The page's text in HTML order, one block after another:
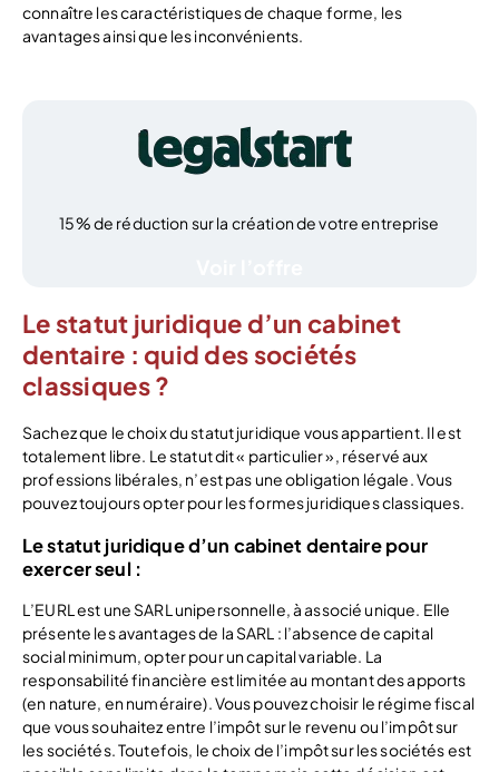
connaître les caractéristiques de chaque forme, les
avantages ainsi que les inconvénients.
15% de réduction sur la création de votre entreprise
Le statut juridique d’un cabinet
dentaire : quid des sociétés
classiques ?
Sachez que le choix du statut juridique vous appartient. Il est
totalement libre. Le statut dit « particulier », réservé aux
professions libérales, n’est pas une obligation légale. Vous
pouvez toujours opter pour les formes juridiques classiques.
Le statut juridique d’un cabinet dentaire pour
exercer seul :
L’EURL est une SARL unipersonnelle, à associé unique. Elle
présente les avantages de la SARL : l’absence de capital
social minimum, opter pour un capital variable. La
responsabilité financière est limitée au montant des apports
(en nature, en numéraire). Vous pouvez choisir le régime fiscal
que vous souhaitez entre l’impôt sur le revenu ou l’impôt sur
les sociétés. Toutefois, le choix de l’impôt sur les sociétés est